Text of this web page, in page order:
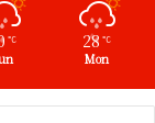
℃ 28 ℃
Mon